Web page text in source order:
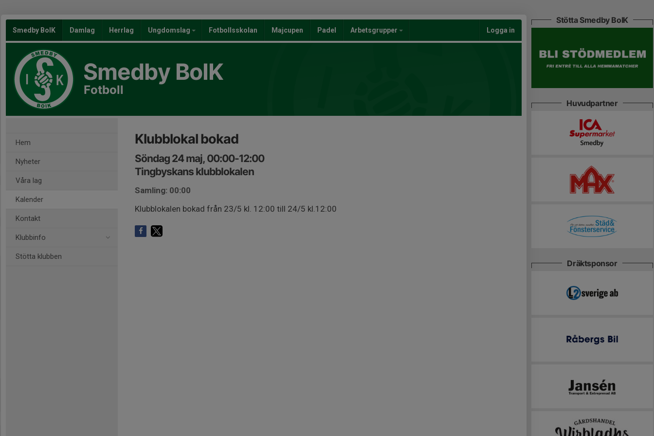
Smedby BoIK Damlag Herrlag Ungdomslag Fotbollsskolan Majcupen Padel Arbetsgrupper Logga in
Smedby BoIK
Fotboll
Hem
Nyheter
Våra lag
Kalender
Kontakt
Klubbinfo
Stötta klubben
Klubblokal bokad
Söndag 24 maj, 00:00-12:00
Tingbyskans klubblokalen
Samling: 00:00
Klubblokalen bokad från 23/5 kl. 12:00 till 24/5 kl.12:00
Stötta Smedby BoIK
Huvudpartner
Dräktsponsor